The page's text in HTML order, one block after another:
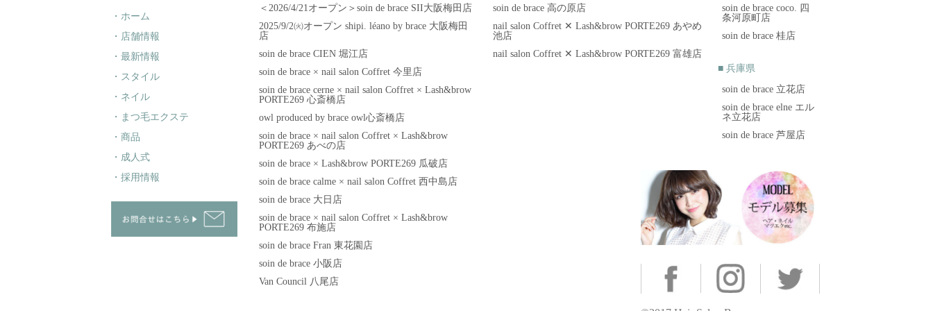
・ホーム
・店舗情報
・最新情報
・スタイル
・ネイル
・まつ毛エクステ
・商品
・成人式
・採用情報
＜2026/4/21オープン＞soin de brace SII大阪梅田店
2025/9/2㈫オープン shipi. léano by brace 大阪梅田
店
soin de brace CIEN 堀江店
soin de brace × nail salon Coffret 今里店
soin de brace cerne × nail salon Coffret × Lash&brow
PORTE269 心斎橋店
owl produced by brace owl心斎橋店
soin de brace × nail salon Coffret × Lash&brow
PORTE269 あべの店
soin de brace × Lash&brow PORTE269 瓜破店
soin de brace calme × nail salon Coffret 西中島店
soin de brace 大日店
soin de brace × nail salon Coffret × Lash&brow
PORTE269 布施店
soin de brace Fran 東花園店
soin de brace 小阪店
Van Council 八尾店
soin de brace 高の原店
nail salon Coffret ✕ Lash&brow PORTE269 あやめ
池店
nail salon Coffret ✕ Lash&brow PORTE269 富雄店
soin de brace coco. 四
条河原町店
soin de brace 桂店
■ 兵庫県
soin de brace 立花店
soin de brace elne エル
ネ立花店
soin de brace 芦屋店